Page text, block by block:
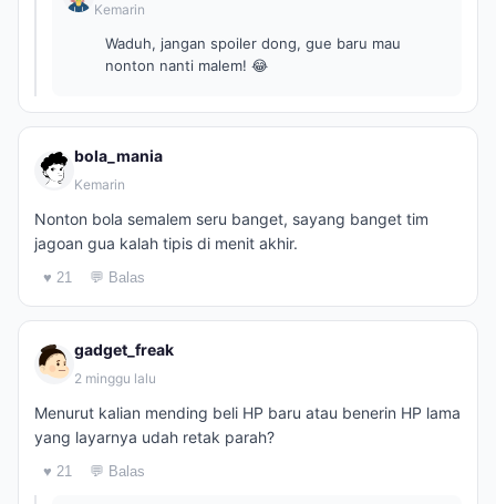
Kemarin
Waduh, jangan spoiler dong, gue baru mau
nonton nanti malem! 😂
bola_mania
Kemarin
Nonton bola semalem seru banget, sayang banget tim
jagoan gua kalah tipis di menit akhir.
♥ 21 💬 Balas
gadget_freak
2 minggu lalu
Menurut kalian mending beli HP baru atau benerin HP lama
yang layarnya udah retak parah?
♥ 21 💬 Balas